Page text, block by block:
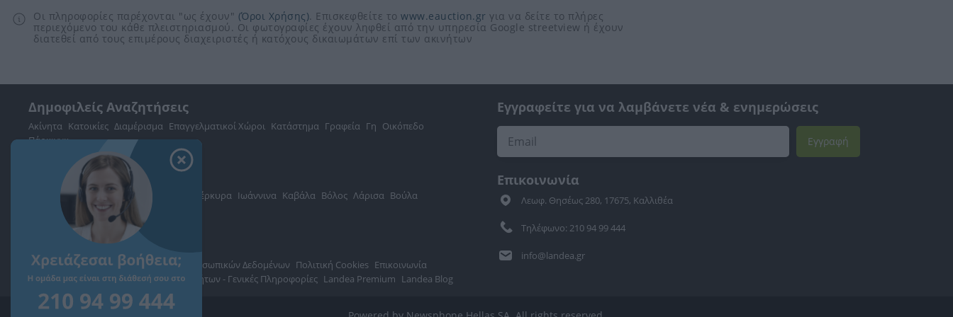
Οι πληροφορίες παρέχονται "ως έχουν" (Όροι Χρήσης). Επισκεφθείτε το www.eauction.gr για να δείτε το πλήρες
περιεχόμενο του κάθε πλειστηριασμού. Οι φωτογραφίες έχουν ληφθεί από την υπηρεσία Google streetview ή έχουν
διατεθεί από τους επιμέρους διαχειριστές ή κατόχους δικαιωμάτων επί των ακινήτων
Δημοφιλείς Αναζητήσεις
Ακίνητα Κατοικίες Διαμέρισμα Επαγγελματικοί Χώροι Κατάστημα Γραφεία Γη Οικόπεδο
Πάρκινγκ
περισσότερα >>
Τοπική Αναζήτηση
Νομός Αττικής Νομός Θεσσαλονίκης Κέρκυρα Ιωάννινα Καβάλα Βόλος Λάρισα Βούλα
Βουλιαγμένη
Δήμος Διονύσου
περισσότερα >>
Σχετικά με το Landea.gr
Όροι Χρήσης Πολιτική Προστασίας Προσωπικών Δεδομένων Πολιτική Cookies Επικοινωνία
Συχνές Ερωτήσεις Πλειστηριασμοί Ακινήτων - Γενικές Πληροφορίες Landea Premium Landea Blog
Εγγραφείτε για να λαμβάνετε νέα & ενημερώσεις
Εγγραφή
Επικοινωνία
Λεωφ. Θησέως 280, 17675, Καλλιθέα
Τηλέφωνο: 210 94 99 444
info@landea.gr